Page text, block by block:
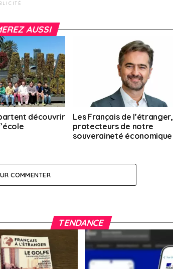
AUSSI
découvrir
Les Français de l’étranger,
protecteurs de notre
souveraineté économique
COMMENTER
TENDANCE